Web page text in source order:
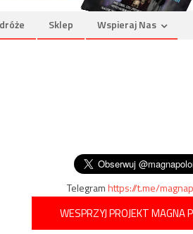
Sklep Wspieraj Nas
Telegramhttps://t.me/
WESPRZYJ PROJEKT MAGNA